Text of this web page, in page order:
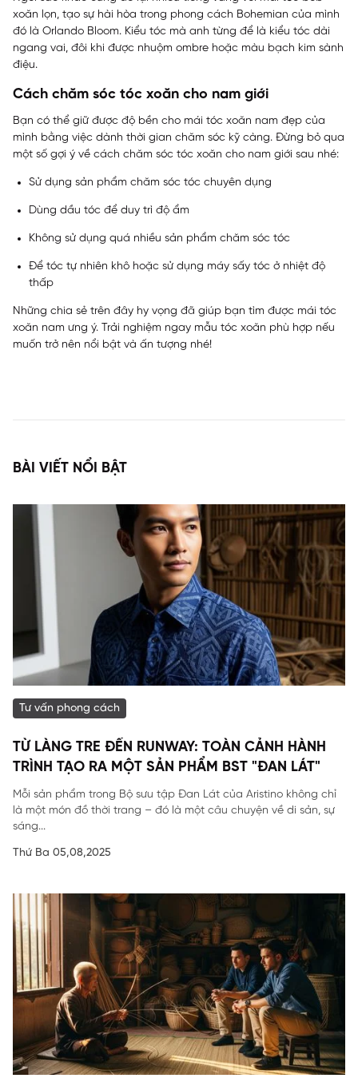
xoăn lọn, tạo sự hài hòa trong phong cách Bohemian của mình
đó là Orlando Bloom. Kiểu tóc mà anh từng để là kiểu tóc dài
ngang vai, đôi khi được nhuộm ombre hoặc màu bạch kim sành
điệu.
Cách chăm sóc tóc xoăn cho nam giới
Bạn có thể giữ được độ bền cho mái tóc xoăn nam đẹp của
mình bằng việc dành thời gian chăm sóc kỹ càng. Đừng bỏ qua
một số gợi ý về cách chăm sóc tóc xoăn cho nam giới sau nhé:
Sử dụng sản phẩm chăm sóc tóc chuyên dụng
Dùng dầu tóc để duy trì độ ẩm
Không sử dụng quá nhiều sản phẩm chăm sóc tóc
Để tóc tự nhiên khô hoặc sử dụng máy sấy tóc ở nhiệt độ
thấp
Những chia sẻ trên đây hy vọng đã giúp bạn tìm được mái tóc
xoăn nam ưng ý. Trải nghiệm ngay mẫu tóc xoăn phù hợp nếu
muốn trở nên nổi bật và ấn tượng nhé!
BÀI VIẾT NỔI BẬT
Tư vấn phong cách
TỪ LÀNG TRE ĐẾN RUNWAY: TOÀN CẢNH HÀNH
TRÌNH TẠO RA MỘT SẢN PHẨM BST "ĐAN LÁT"
Mỗi sản phẩm trong Bộ sưu tập Đan Lát của Aristino không chỉ
là một món đồ thời trang – đó là một câu chuyện về di sản, sự
sáng...
Thứ Ba 05,08,2025